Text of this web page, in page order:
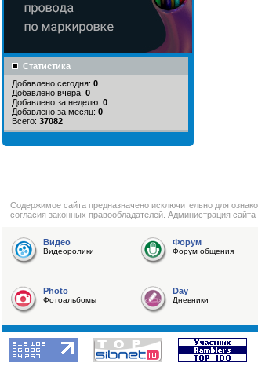
Статистика
Добавлено сегодня: 0
Добавлено вчера: 0
Добавлено за неделю: 0
Добавлено за месяц: 0
Всего: 37082
Cодержимое сайта предназначено исключительно для
согласия законных правообладателей. Администрация
Видео
Видеоролики
Форум
Форум общения
Photo
Фотоальбомы
Day
Дневники